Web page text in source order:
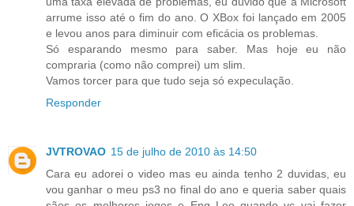
arrume isso até o fim do ano. O XBox foi lançado em 2005
e levou anos para diminuir com eficácia os problemas.
Só esparando mesmo para saber. Mas hoje eu não
compraria (como não comprei) um slim.
Vamos torcer para que tudo seja só expeculação.
Responder
JVTROVAO 15 de julho de 2010 às 14:50
Cara eu adorei o video mas eu ainda tenho 2 duvidas, eu
vou ganhar o meu ps3 no final do ano e queria saber quais